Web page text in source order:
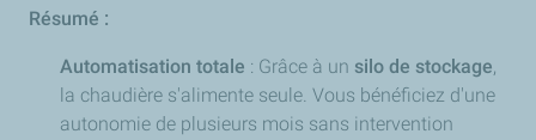
Résumé :
Automatisation totale : Grâce à un silo de stockage,
la chaudière s'alimente seule. Vous bénéficiez d'une
autonomie de plusieurs mois sans intervention